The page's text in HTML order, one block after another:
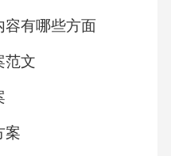
容有哪些方面
范文
案